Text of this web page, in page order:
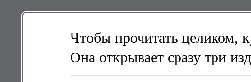
Чтобы прочитать целиком,
Она открывает сразу три